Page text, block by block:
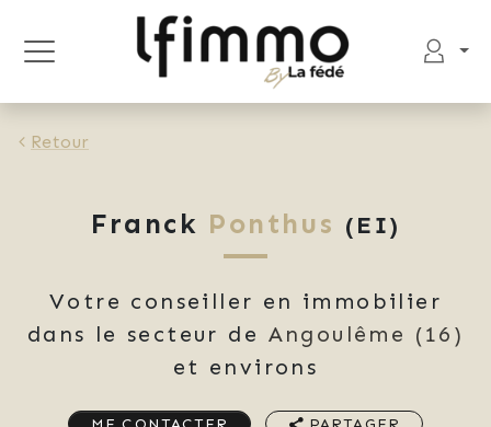
Retour
Franck Ponthus (EI)
Votre conseiller en immobilier
dans le secteur de Angoulême (16)
et environs